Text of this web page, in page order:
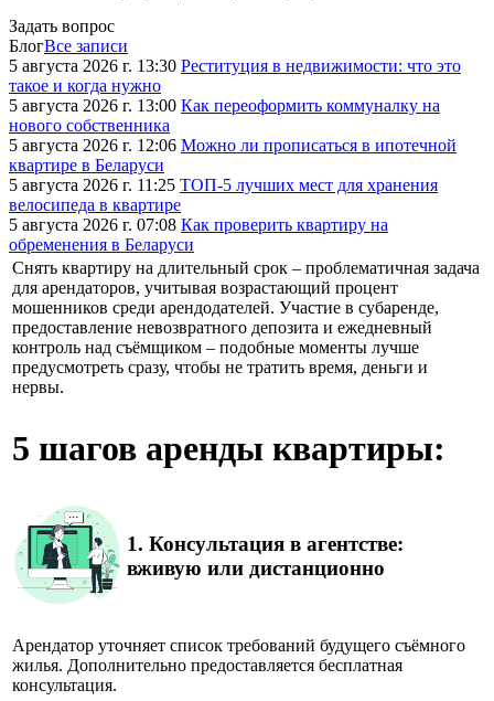
Задать вопрос
БлогВсе записи
5 августа 2026 г. 13:30 Реституция в недвижимости: что это
такое и когда нужно
5 августа 2026 г. 13:00 Как переоформить коммуналку на
нового собственника
5 августа 2026 г. 12:06 Можно ли прописаться в ипотечной
квартире в Беларуси
5 августа 2026 г. 11:25 ТОП-5 лучших мест для хранения
велосипеда в квартире
5 августа 2026 г. 07:08 Как проверить квартиру на
обременения в Беларуси
Снять квартиру на длительный срок – проблематичная задача
для арендаторов, учитывая возрастающий процент
мошенников среди арендодателей. Участие в субаренде,
предоставление невозвратного депозита и ежедневный
контроль над съёмщиком – подобные моменты лучше
предусмотреть сразу, чтобы не тратить время, деньги и
нервы.
5 шагов аренды квартиры:
1. Консультация в агентстве:
вживую или дистанционно
Арендатор уточняет список требований будущего съёмного
жилья. Дополнительно предоставляется бесплатная
консультация.